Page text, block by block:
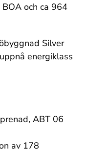
och ca 964
Silver
energiklass
ABT 06
av 178